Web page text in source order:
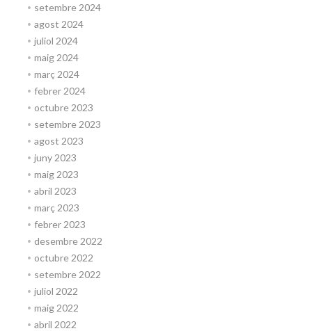
setembre 2024
agost 2024
juliol 2024
maig 2024
març 2024
febrer 2024
octubre 2023
setembre 2023
agost 2023
juny 2023
maig 2023
abril 2023
març 2023
febrer 2023
desembre 2022
octubre 2022
setembre 2022
juliol 2022
maig 2022
abril 2022